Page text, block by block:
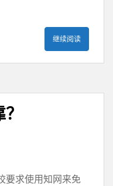
继续阅读
要求使用知网来免